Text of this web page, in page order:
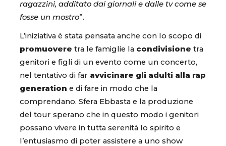
ragazzini, additato dai giornali e dalle tv come se
fosse un mostro”.
L’iniziativa è stata pensata anche con lo scopo di
promuovere tra le famiglie la condivisione tra
genitori e figli di un evento come un concerto,
nel tentativo di far avvicinare gli adulti alla rap
generation e di fare in modo che la
comprendano. Sfera Ebbasta e la produzione
del tour sperano che in questo modo i genitori
possano vivere in tutta serenità lo spirito e
l’entusiasmo di poter assistere a uno show